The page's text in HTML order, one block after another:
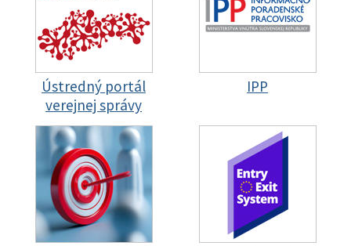
Ústredný portál
verejnej správy
IPP